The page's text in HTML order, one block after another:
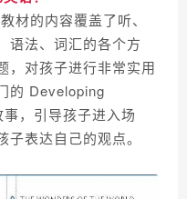
材的内容覆盖了听、
语法、词汇的各个方
，对孩子进行非常实用
的 Developing
，引导孩子进入场
表达自己的观点。